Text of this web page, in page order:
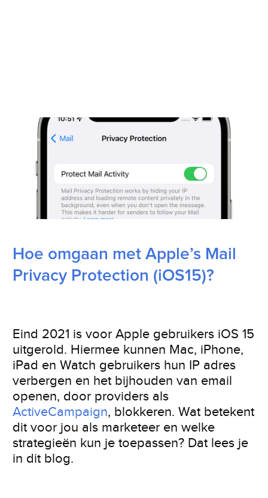
Hoe omgaan met Apple’s Mail
Privacy Protection (iOS15)?
Eind 2021 is voor Apple gebruikers iOS 15
uitgerold. Hiermee kunnen Mac, iPhone,
iPad en Watch gebruikers hun IP adres
verbergen en het bijhouden van email
openen, door providers als
ActiveCampaign, blokkeren. Wat betekent
dit voor jou als marketeer en welke
strategieën kun je toepassen? Dat lees je
in dit blog.